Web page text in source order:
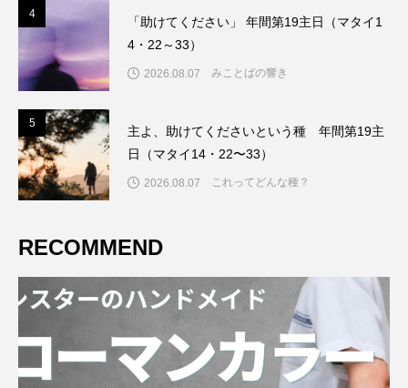
4
「助けてください」 年間第19主日（マタイ1
4・22～33）
2026.08.07 みことばの響き
5
主よ、助けてくださいという種 年間第19主
日（マタイ14・22〜33）
2026.08.07 これってどんな種？
RECOMMEND